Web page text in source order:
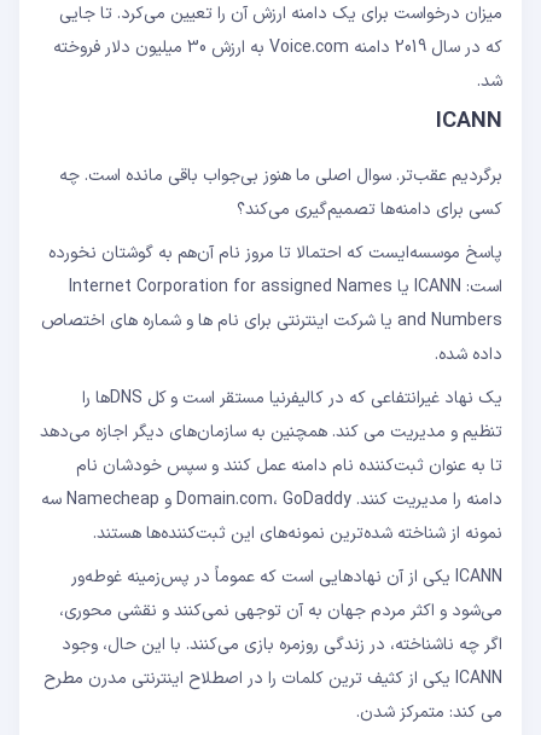
میزان درخواست برای یک دامنه ارزش آن را تعیین می‌کرد. تا جایی
که در سال 2019 دامنه Voice.com به ارزش 30 میلیون دلار فروخته
شد.
ICANN
برگردیم عقب‌تر. سوال اصلی ما هنوز بی‌جواب باقی مانده است. چه
کسی برای دامنه‌ها تصمیم‌گیری می‌کند؟
پاسخ موسسه‌ایست که احتمالا تا مروز نام آن‌‌هم به گوشتان نخورده
است: ICANN یا Internet Corporation for assigned Names
and Numbers یا شرکت اینترنتی برای نام ها و شماره های اختصاص
داده شده.
یک نهاد غیرانتفاعی که در کالیفرنیا مستقر است و کل DNSها را
تنظیم و مدیریت می کند. همچنین به سازمان‌های دیگر اجازه می‌دهد
تا به عنوان ثبت‌کننده نام دامنه عمل کنند و سپس خودشان نام
دامنه را مدیریت کنند. Domain.com، GoDaddy و Namecheap سه
نمونه از شناخته شده‌ترین نمونه‌های این ثبت‌کننده‌ها هستند.
ICANN یکی از آن نهادهایی است که عموماً در پس‌زمینه غوطه‌ور
می‌شود و اکثر مردم جهان به آن توجهی نمی‌کنند و نقشی محوری،
اگر چه ناشناخته، در زندگی روزمره بازی می‌کنند. با این حال، وجود
ICANN یکی از کثیف ترین کلمات را در اصطلاح اینترنتی مدرن مطرح
می کند: متمرکز شدن.